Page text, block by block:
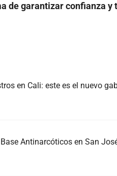
de garantizar confianza y
en Cali: este es el nuevo
Antinarcóticos en San